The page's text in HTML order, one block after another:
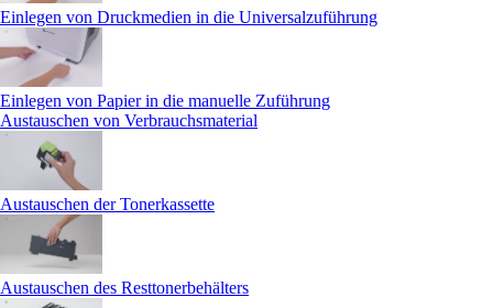
Einlegen von Druckmedien in die Universalzuführung
Einlegen von Papier in die manuelle Zuführung
Austauschen von Verbrauchsmaterial
Austauschen der Tonerkassette
Austauschen des Resttonerbehälters